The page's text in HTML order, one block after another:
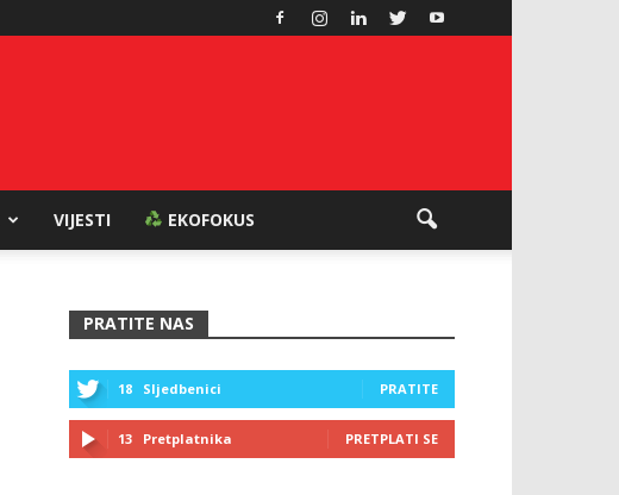
VIJESTI EKOFOKUS
PRATITE NAS
18 Sljedbenici PRATITE
13 Pretplatnika PRETPLATI SE